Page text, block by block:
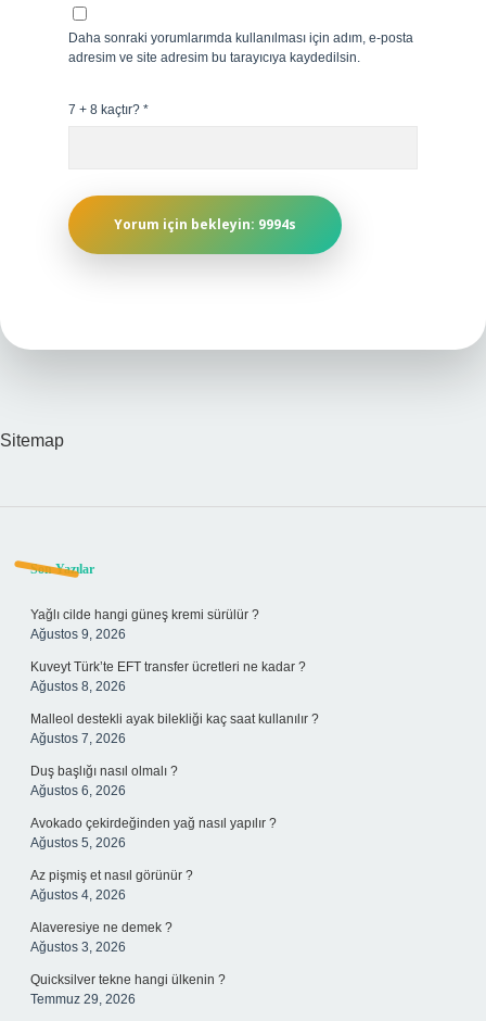
Daha sonraki yorumlarımda kullanılması için adım, e-posta
adresim ve site adresim bu tarayıcıya kaydedilsin.
7 + 8 kaçtır? *
Sitemap
Sidebar
Son Yazılar
Yağlı cilde hangi güneş kremi sürülür ?
Ağustos 9, 2026
Kuveyt Türk’te EFT transfer ücretleri ne kadar ?
Ağustos 8, 2026
Malleol destekli ayak bilekliği kaç saat kullanılır ?
Ağustos 7, 2026
Duş başlığı nasıl olmalı ?
Ağustos 6, 2026
Avokado çekirdeğinden yağ nasıl yapılır ?
Ağustos 5, 2026
Az pişmiş et nasıl görünür ?
Ağustos 4, 2026
Alaveresiye ne demek ?
Ağustos 3, 2026
Quicksilver tekne hangi ülkenin ?
Temmuz 29, 2026